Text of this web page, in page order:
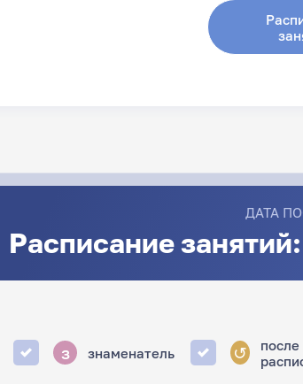
ДАТА
Расписание
з знаменатель ↺